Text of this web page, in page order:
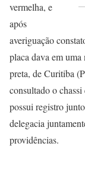
vermelha, e
após
averiguação
placa dava em
preta, de Curitiba
consultado o
possui registro
delegacia
providências.